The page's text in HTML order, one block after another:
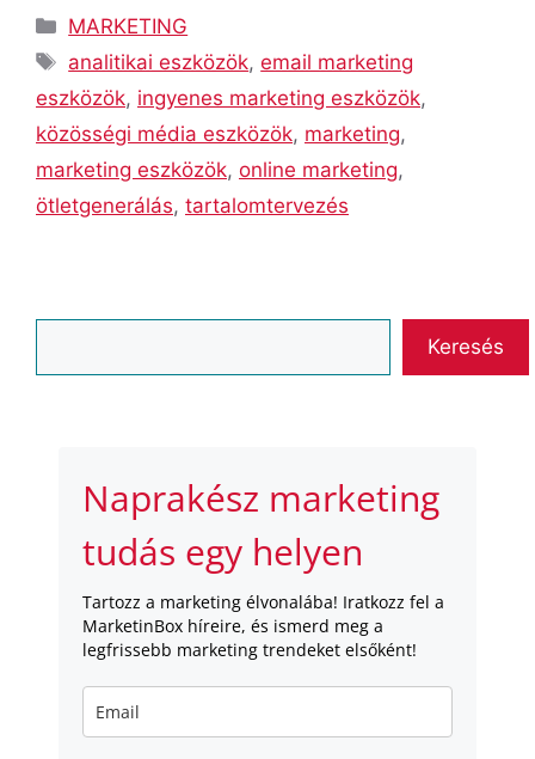
Kategória
MARKETING
Címkék
analitikai eszközök,email marketing
eszközök, ingyenes marketing eszközök,
közösségi média eszközök, marketing,
marketing eszközök, online marketing,
ötletgenerálás, tartalomtervezés
Keresés
Naprakész marketing
tudás egy helyen
Tartozz a marketing élvonalába! Iratkozz fel a
MarketinBox híreire, és ismerd meg a
legfrissebb marketing trendeket elsőként!